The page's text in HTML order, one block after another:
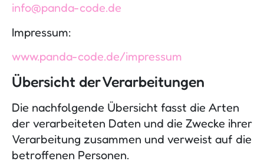
info@panda-code.de
Impressum:
www.panda-code.de/impressum
Übersicht der Verarbeitungen
Die nachfolgende Übersicht fasst die Arten
der verarbeiteten Daten und die Zwecke ihrer
Verarbeitung zusammen und verweist auf die
betroffenen Personen.